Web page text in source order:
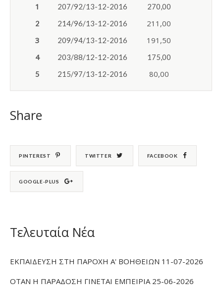
1 207/92/13-12-2016
270,00
2
214/96/13-12-2016
211,00
3
209/94/13-12-2016
191,50
4
203/88/12-12-2016
175,00
5
215/97/13-12-2016 80,00
Share
PINTEREST TWITTER FACEBOOK
GOOGLE-PLUS
Τελευταία Νέα
ΕΚΠΑΙΔΕΥΣΗ ΣΤΗ ΠΑΡΟΧΗ Α' ΒΟΗΘΕΙΩΝ 11-07-2026
ΟΤΑΝ Η ΠΑΡΑΔΟΣΗ ΓΙΝΕΤΑΙ ΕΜΠΕΙΡΙΑ 25-06-2026